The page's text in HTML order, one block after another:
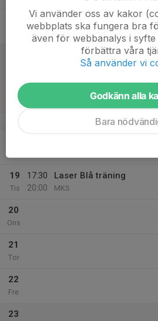
17
Sön
v.38
Mån
19
Tis
17:30
20:00
Laser Blå träning
MKS
20
Ons
21
Tor
22
Fre
23
Vi använder oss av kakor
webbplats ska fungera bra
även för webbanalys i
förbättra våra
Så använder vi
Godkänn alla
Bara